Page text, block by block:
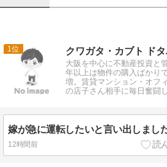
1
大阪を中心に不動産投資と
年以上は物件の購入ばかり
増。賃貸マンション・オフ
の店子さん相手に毎日奮闘
12時間前